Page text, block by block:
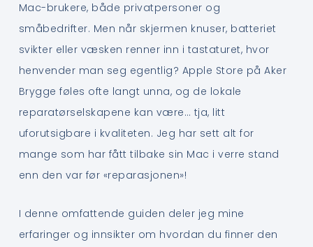
Mac-brukere, både privatpersoner og
småbedrifter. Men når skjermen knuser, batteriet
svikter eller væsken renner inn i tastaturet, hvor
henvender man seg egentlig? Apple Store på Aker
Brygge føles ofte langt unna, og de lokale
reparatørselskapene kan være… tja, litt
uforutsigbare i kvaliteten. Jeg har sett alt for
mange som har fått tilbake sin Mac i verre stand
enn den var før «reparasjonen»!
I denne omfattende guiden deler jeg mine
erfaringer og innsikter om hvordan du finner den